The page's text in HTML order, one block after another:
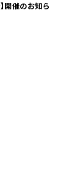
開催のお知ら